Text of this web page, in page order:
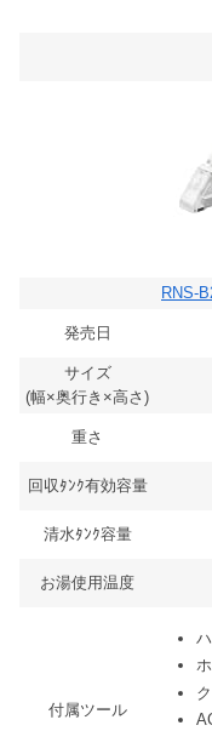
RNS-
発売日
サイズ
(幅×奥行き×高さ)
重さ
回収ﾀﾝｸ有効容量
清水ﾀﾝｸ容量
お湯使用温度
付属ツール